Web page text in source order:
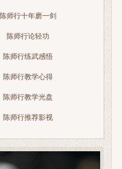
陈师行十年磨一剑
陈师行论轻功
陈师行练武感悟
陈师行教学心得
陈师行教学光盘
陈师行推荐影视